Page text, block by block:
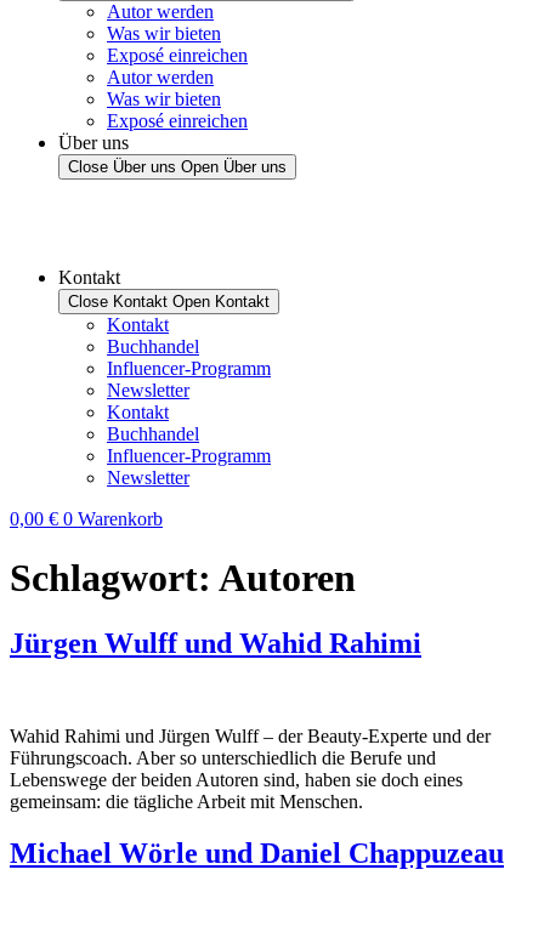
Autor werden
Was wir bieten
Exposé einreichen
Autor werden
Was wir bieten
Exposé einreichen
Über uns
Close Über uns Open Über uns
Kontakt
Close Kontakt Open Kontakt
Kontakt
Buchhandel
Influencer-Programm
Newsletter
Kontakt
Buchhandel
Influencer-Programm
Newsletter
0,00 € 0 Warenkorb
Schlagwort: Autoren
Jürgen Wulff und Wahid Rahimi
Wahid Rahimi und Jürgen Wulff – der Beauty-Experte und der
Führungscoach. Aber so unterschiedlich die Berufe und
Lebenswege der beiden Autoren sind, haben sie doch eines
gemeinsam: die tägliche Arbeit mit Menschen.
Michael Wörle und Daniel Chappuzeau